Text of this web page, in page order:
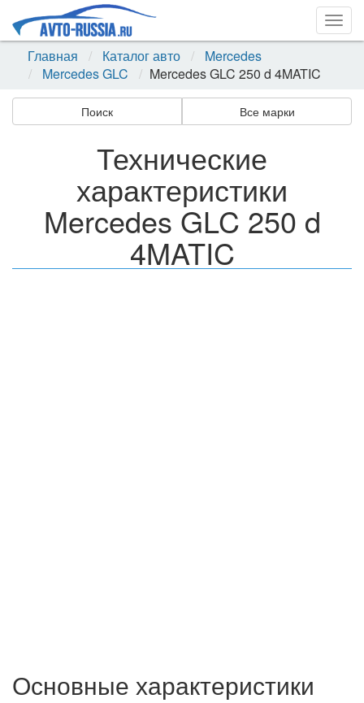
Главная
Каталог авто
Mercedes
Mercedes GLC
Mercedes GLC 250 d 4MATIC
Поиск Все марки
Технические
характеристики
Mercedes GLC 250 d
4MATIC
Основные характеристики